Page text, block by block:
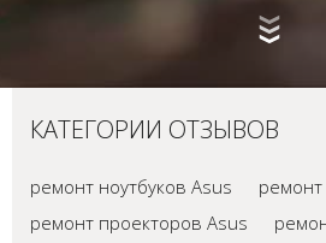
КАТЕГОРИИ ОТЗЫВОВ
ремонт ноутбуков Asus
ремонт проекторов Asus